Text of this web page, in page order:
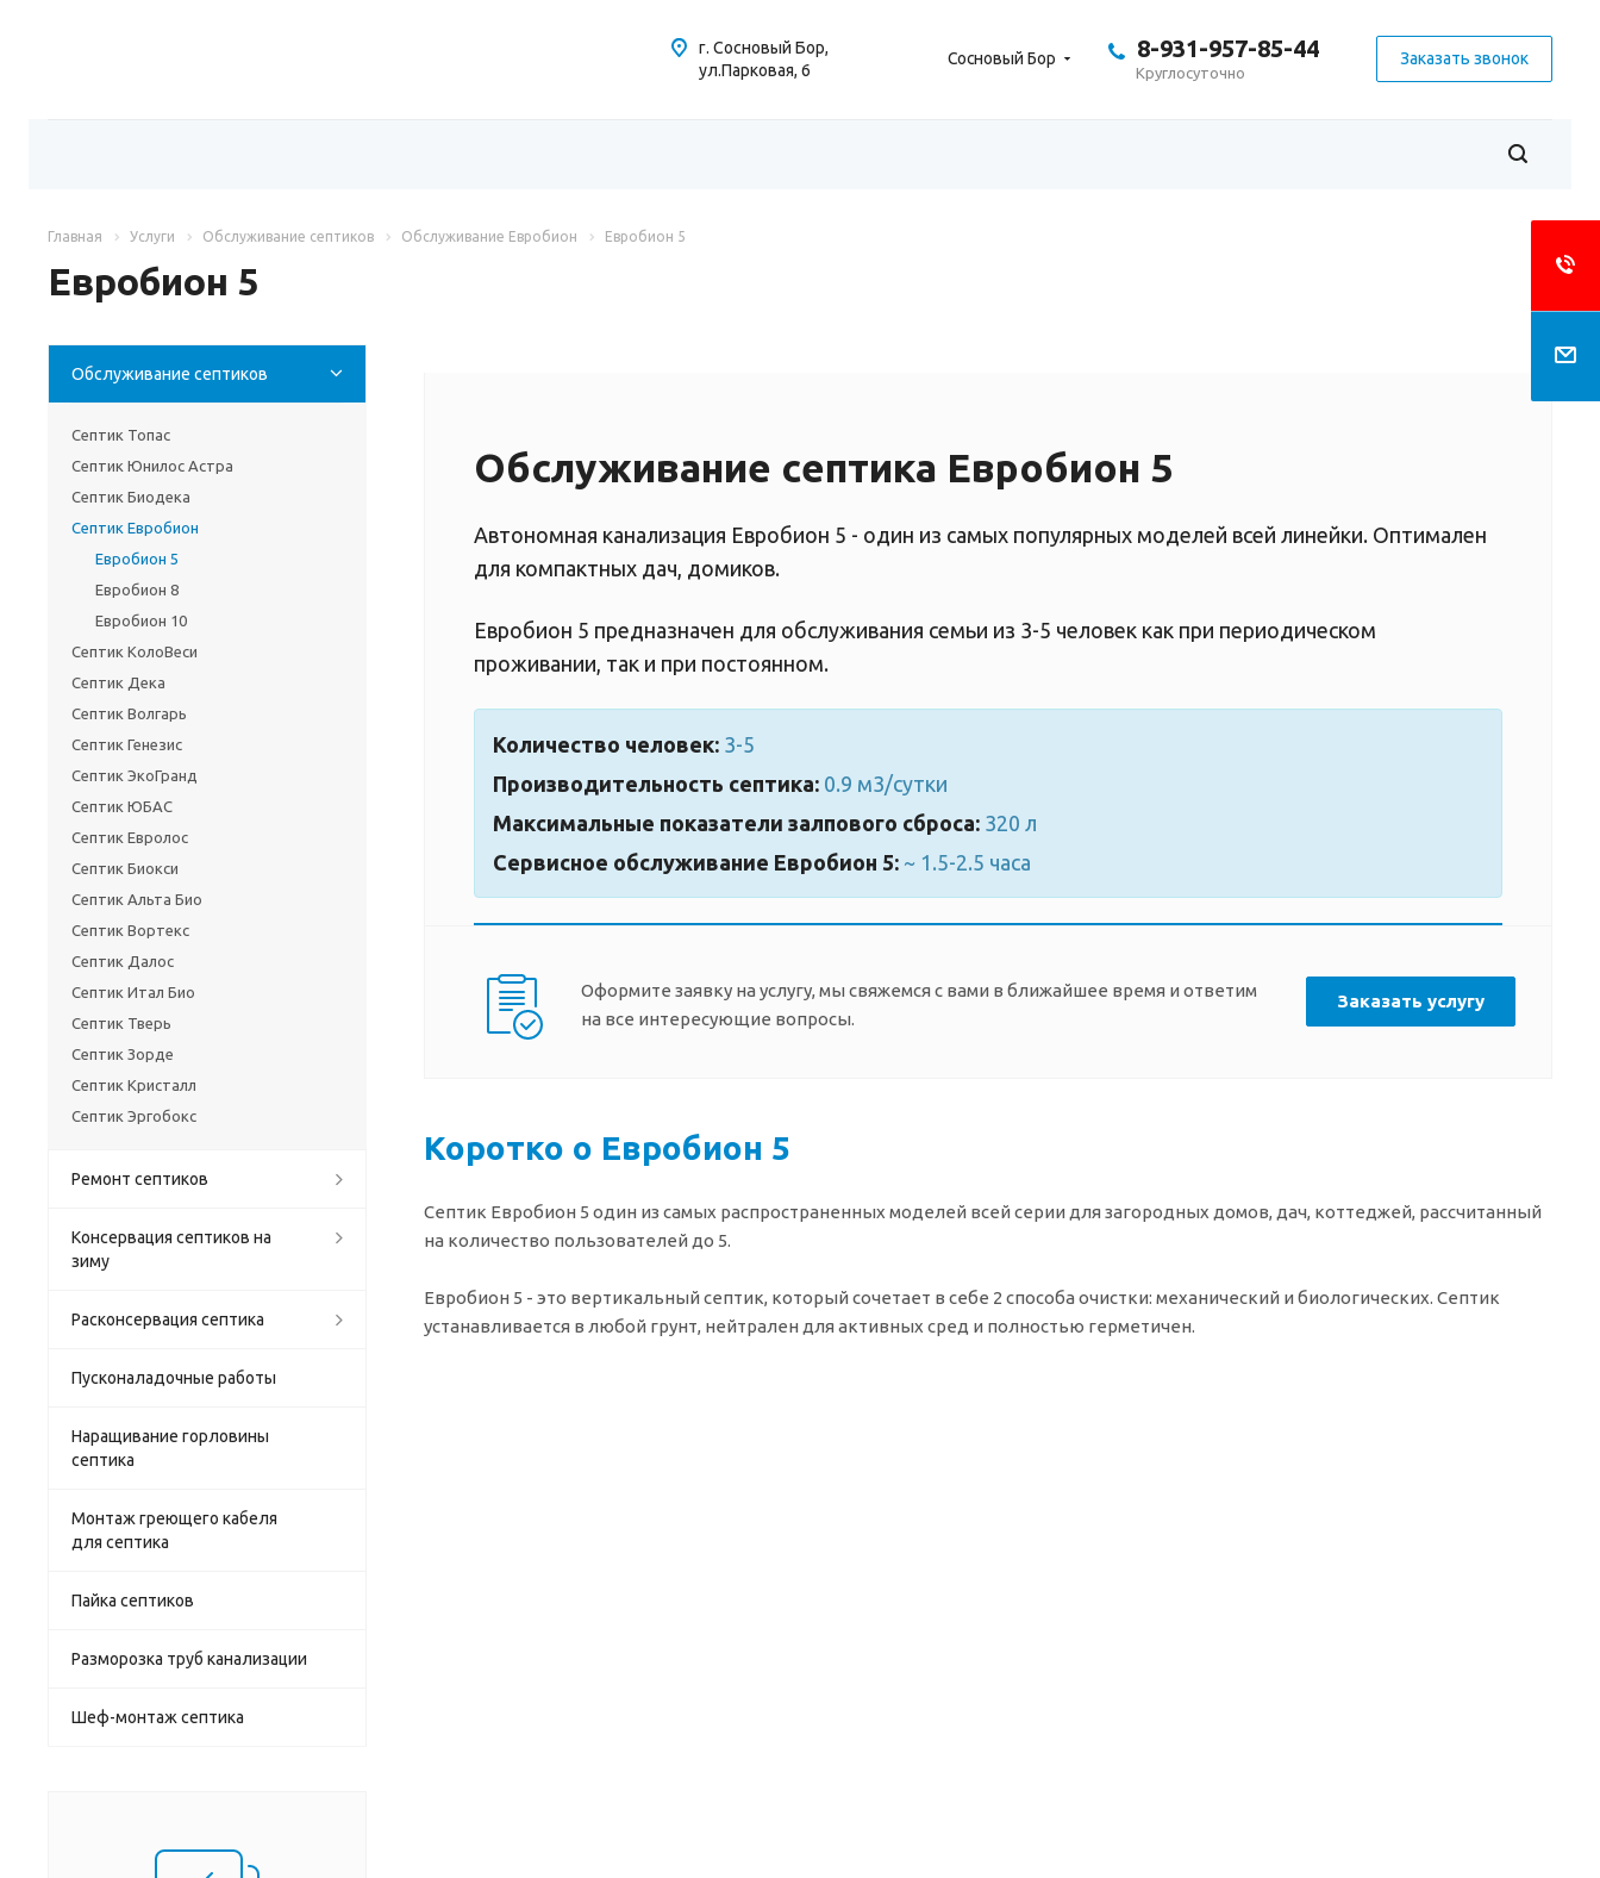
Сосновый Бор 8-931-957-85-44
Круглосуточно
Заказать звонок
г. Сосновый Бор,
ул.Парковая, 6
Главная Услуги Обслуживание септиков Обслуживание Евробион Евробион 5
Евробион 5
Обслуживание септика Евробион 5
Автономная канализация Евробион 5 - один из самых популярных моделей всей линейки. Оптимален
для компактных дач, домиков.
Евробион 5 предназначен для обслуживания семьи из 3-5 человек как при периодическом
проживании, так и при постоянном.
Количество человек: 3-5
Производительность септика: 0.9 м3/сутки
Максимальные показатели залпового сброса: 320 л
Сервисное обслуживание Евробион 5: ~ 1.5-2.5 часа
Оформите заявку на услугу, мы свяжемся с вами в ближайшее время и ответим
на все интересующие вопросы.
Заказать услугу
Коротко о Евробион 5
Септик Евробион 5 один из самых распространенных моделей всей серии для загородных домов, дач, коттеджей, рассчитанный
на количество пользователей до 5.
Евробион 5 - это вертикальный септик, который сочетает в себе 2 способа очистки: механический и биологических. Септик
устанавливается в любой грунт, нейтрален для активных сред и полностью герметичен.
Обслуживание септиков
Септик Топас
Септик Юнилос Астра
Септик Биодека
Септик Евробион
Евробион 5
Евробион 8
Евробион 10
Септик КолоВеси
Септик Дека
Септик Волгарь
Септик Генезис
Септик ЭкоГранд
Септик ЮБАС
Септик Евролос
Септик Биокси
Септик Альта Био
Септик Вортекс
Септик Далос
Септик Итал Био
Септик Тверь
Септик Зорде
Септик Кристалл
Септик Эргобокс
Ремонт септиков
Консервация септиков на
зиму
Расконсервация септика
Пусконаладочные работы
Наращивание горловины
септика
Монтаж греющего кабеля
для септика
Пайка септиков
Разморозка труб канализации
Шеф-монтаж септика